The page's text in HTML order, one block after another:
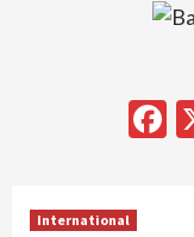
International